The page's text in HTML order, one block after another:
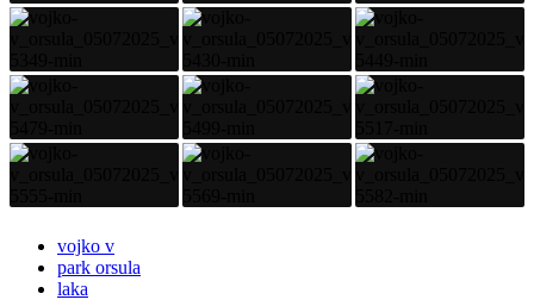
vojko v
park orsula
laka